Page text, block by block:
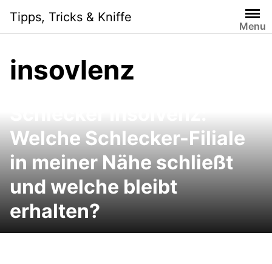
content
Tipps, Tricks & Kniffe
Menu
insovlenz
Welche Schlecker-Filiale
in meiner Nähe schließt
und welche bleibt
erhalten?